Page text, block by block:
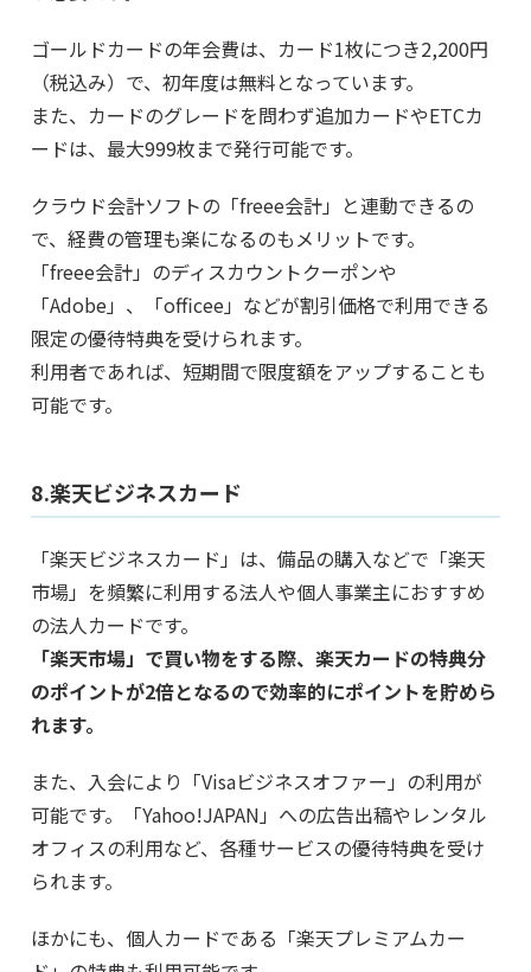
ゴールドカードの年会費は、カード1枚につき2,200円
（税込み）で、初年度は無料となっています。
また、カードのグレードを問わず追加カードやETCカ
ードは、最大999枚まで発行可能です。
クラウド会計ソフトの「freee会計」と連動できるの
で、経費の管理も楽になるのもメリットです。
「freee会計」のディスカウントクーポンや
「Adobe」、「officee」などが割引価格で利用できる
限定の優待特典を受けられます。
利用者であれば、短期間で限度額をアップすることも
可能です。
8.楽天ビジネスカード
「楽天ビジネスカード」は、備品の購入などで「楽天
市場」を頻繁に利用する法人や個人事業主におすすめ
の法人カードです。
「楽天市場」で買い物をする際、楽天カードの特典分
のポイントが2倍となるので効率的にポイントを貯めら
れます。
また、入会により「Visaビジネスオファー」の利用が
可能です。「Yahoo!JAPAN」への広告出稿やレンタル
オフィスの利用など、各種サービスの優待特典を受け
られます。
ほかにも、個人カードである「楽天プレミアムカー